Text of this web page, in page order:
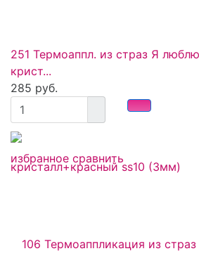
избранное сравнить
251 Термоаппл. из страз Я
крист...
285 руб.